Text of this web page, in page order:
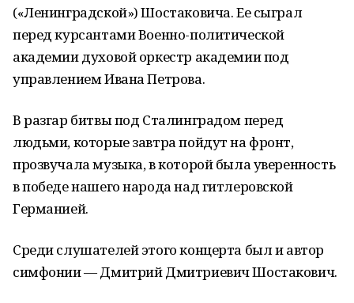
(«Ленинградской») Шостаковича. Ее сыграл
перед курсантами Военно-политической
академии духовой оркестр академии под
управлением Ивана Петрова.
В разгар битвы под Сталинградом перед
людьми, которые завтра пойдут на фронт,
прозвучала музыка, в которой была уверенность
в победе нашего народа над гитлеровской
Германией.
Среди слушателей этого концерта был и автор
симфонии — Дмитрий Дмитриевич Шостакович.